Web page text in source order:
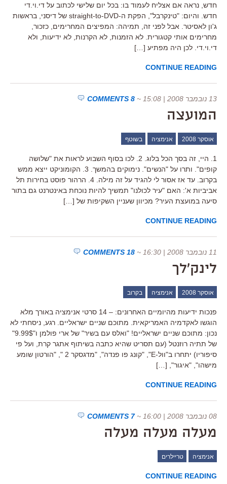
חדש, נראה אם אצליח לעמוד בו: בכל יום שלישי לכתוב על די.וי.די
חדש. והיום: "טינקרבל", הפקת ה-straight-to-DVD של דיסני, בראשות
ג'ון לאסיטר. אבל לפני זה, תמיהה: המפיצים המחרימים, כזכור,
מחרימים אותי קטגורית. לא הזמנות, לא הקרנות, לא ידיעות, ולא
די.וי.די. לכן היה מפתיע […]
CONTINUE READING
13 נובמבר 2008 | 15:08 ~
8 COMMENTS
המועצה
אוסקר 2008 אנימציה בשוטף
1. היי, זה בסך הכל בלוג. 2. לכו בסוף השבוע לראות את "שלושה
קופים". ותרו על "הנשים". נימוקים בהמשך. 3. הקומוניקט ייצא ממש
בקרוב. עד אז אסור לי להגיד על זה מילה. 4. הרהור פוסט בחירות תל
אביביות א': האם "עיר לכולנו" תמשיך להיות נוכחת באינטרנט גם בתור
סיעה במועצת העיר? מכיוון שעניין השקיפות של […]
CONTINUE READING
11 נובמבר 2008 | 16:30 ~
18 COMMENTS
לינק'לך
אוסקר 2008 אנימציה בקרוב
פנכות ידיעות מהיומיים האחרונים: – 14 סרטי אנימציה באורך מלא
הוגשו לאקדמיה האמריקאית. מתוכם שניים ישראליים. רגע, ניסחתי לא
נכון: מתוכם שניים ישראליים! "ואלס עם בשיר" של ארי פולמן ו"9.99$"
של תתיה רוזנטל (עם תסריט שהיא כתבה בשיתוף אתגר קרת, ועל פי
סיפוריו) יתחרו ב"וול-E", "קונג פו פנדה", "מדגסקר 2 ", "הורטון שומע
מישהו", "איגור", […]
CONTINUE READING
08 נובמבר 2008 | 16:00 ~
7 COMMENTS
מעלה מעלה מעלה
אנימציה טריילרים
CONTINUE READING